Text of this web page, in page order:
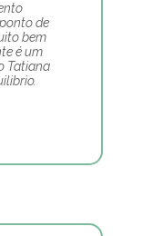
de
bem
é um
Tatiana